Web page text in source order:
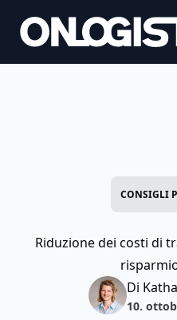
CONSIGLI
Riduzione dei costi di
Di
10.